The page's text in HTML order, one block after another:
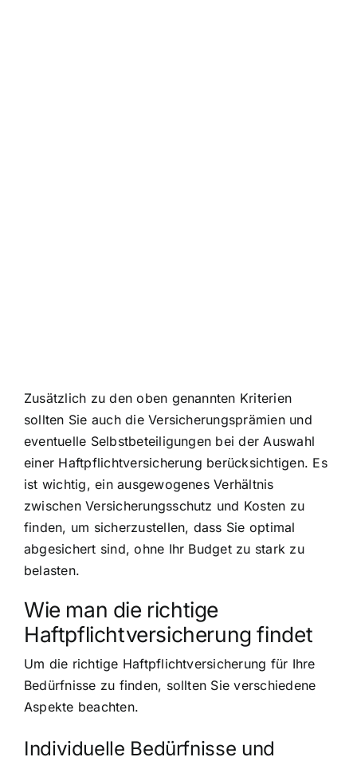
Zusätzlich zu den oben genannten Kriterien
sollten Sie auch die Versicherungsprämien und
eventuelle Selbstbeteiligungen bei der Auswahl
einer Haftpflichtversicherung berücksichtigen. Es
ist wichtig, ein ausgewogenes Verhältnis
zwischen Versicherungsschutz und Kosten zu
finden, um sicherzustellen, dass Sie optimal
abgesichert sind, ohne Ihr Budget zu stark zu
belasten.
Wie man die richtige
Haftpflichtversicherung findet
Um die richtige Haftpflichtversicherung für Ihre
Bedürfnisse zu finden, sollten Sie verschiedene
Aspekte beachten.
Individuelle Bedürfnisse und